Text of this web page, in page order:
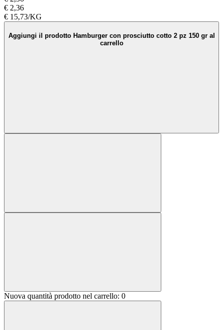
€ 2,36
€ 15,73/KG
Aggiungi il prodotto Hamburger con prosciutto cotto 2 pz 150 gr al
carrello
Nuova quantità prodotto nel carrello: 0